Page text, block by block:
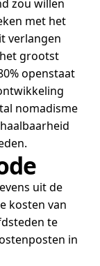
zou willen
met het
verlangen
grootst
openstaat
nomadisme
uit de
kosten van
te
in